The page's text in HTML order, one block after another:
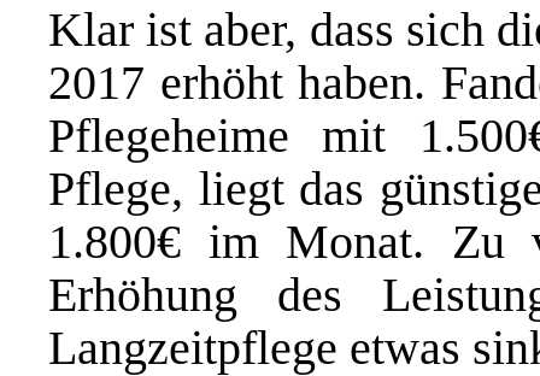
Klar ist aber, dass sich
2017 erhöht haben.
Pflegeheime mit
Pflege, liegt das
1.800€ im Monat. Zu
Erhöhung des
Langzeitpflege etwas